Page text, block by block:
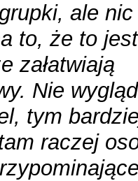
ale
to, że to
załatwiają
Nie
tym
raczej